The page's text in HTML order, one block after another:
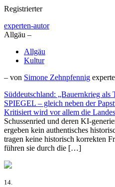
Registrierter
experten-autor
Allgäu –
Allgäu
Kultur
– von Simone Zehnpfennig
Süddeutschland: „Bauernkrieg als
SPIEGEL – gleich neben der
Kritisiert wird vor allem die
Schussenried und deren KI-
ergeben kein authentisches
tragen keine historisch korrekten
führen sie durch die […]
14.